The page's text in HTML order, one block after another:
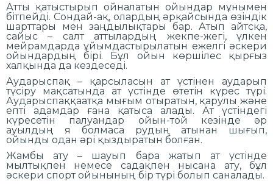
Атты қатыстырып ойналатын ойындар мұнымен
бітпейді. Сондай-ақ, олардың әрқайсында өзіндік
шарттары мен заңдылықтары бар. Атып айтсқа,
сайыс – салт аттылардың жекпе-жегі, үлкен
мейрамдарда ұйымдастырылатын ежелгі әскери
ойындардың бірі. Бұл ойын көршілес қырғыз
халқында да кездеседі.
Аударыспақ – қарсыласын ат үстінен аударып
түсіру мақсатында ат үстінде өтетін күрес түрі.
Аударыспаққаатқа мығым отыратын, қарулы және
епті адамдар ғана қатыса алады. Ат үстіндегі
күресетін палуандар ойын-той кезінде әр
ауылдың я болмаса рудың атынан шығып,
ойынды одан әрі қыздыратын болған.
Жамбы ату – шауып бара жатып ат үстінде
мылтықпен немесе садақпен нысана ату, бұл
әскери спорт ойынының бір түрі болып саналады.